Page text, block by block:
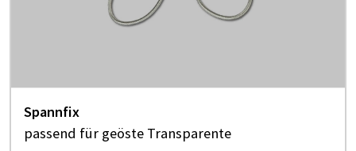
Spannfix
passend für geöste Transparente